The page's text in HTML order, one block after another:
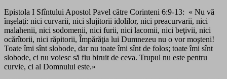
Epistola I Sfîntului Apostol Pavel către Corinteni 6:9-13: « Nu vă
înşelaţi: nici curvarii, nici slujitorii idolilor, nici preacurvarii, nici
malahenii, nici sodomenii, nici furii, nici lacomii, nici beţivii, nici
ocărîtorii, nici răpitorii, Împărăţia lui Dumnezeu nu o vor moşteni!
Toate îmi sînt slobode, dar nu toate îmi sînt de folos; toate îmi sînt
slobode, ci nu voiesc să fiu biruit de ceva. Trupul nu este pentru
curvie, ci al Domnului este.»